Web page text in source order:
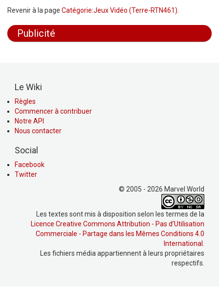
Revenir à la page Catégorie:Jeux Vidéo (Terre-RTN461).
Publicité
Le Wiki
Règles
Commencer à contribuer
Notre API
Nous contacter
Social
Facebook
Twitter
© 2005 - 2026 Marvel World
Les textes sont mis à disposition selon les termes de la
Licence Creative Commons Attribution - Pas d’Utilisation
Commerciale - Partage dans les Mêmes Conditions 4.0
International .
Les fichiers média appartiennent à leurs propriétaires
respectifs.